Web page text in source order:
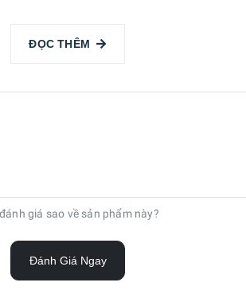
điểm số giấc ngủ để đưa ra phương án
thể theo dõi và cải thiện thành tích. Tính
Personalized HR zone sử dụng AI để tính
ĐỌC THÊM
giá sao về sản phẩm này?
Đánh Giá Ngay